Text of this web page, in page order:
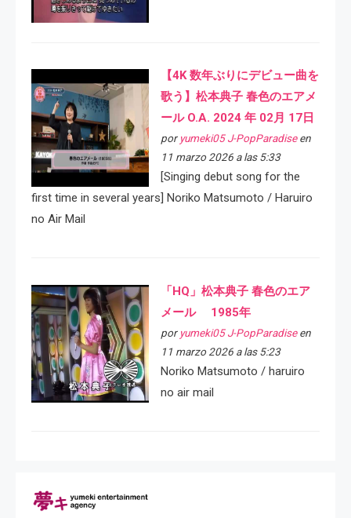
【4K 数年ぶりにデビュー曲を
歌う】松本典子 春色のエアメ
ール O.A. 2024 年 02月 17日
por yumeki05 J-PopParadiseen
11 marzo 2026 a las 5:33
[Singing debut song for the
first time in several years] Noriko Matsumoto / Haruiro
no Air Mail
「HQ」松本典子 春色のエア
メール 1985年
por yumeki05 J-PopParadiseen
11 marzo 2026 a las 5:23
Noriko Matsumoto / haruiro
no air mail